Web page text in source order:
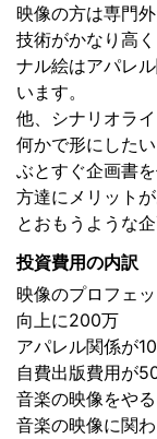
映像の方は専門
技術がかなり高
ナル絵はアパレ
います。
他、シナリオラ
何かで形にした
ぶとすぐ企画書
方達にメリット
とおもうような
投資費用の内訳
映像のプロフェ
向上に200万
アパレル関係が
自費出版費用が
音楽の映像をや
音楽の映像に関